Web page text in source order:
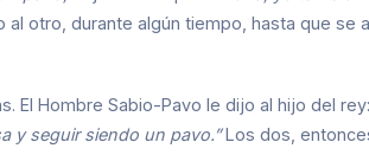
otro, durante algún tiempo, hasta que se
El Hombre Sabio-Pavo le dijo al hijo del rey:
y seguir siendo un pavo.”Los dos,